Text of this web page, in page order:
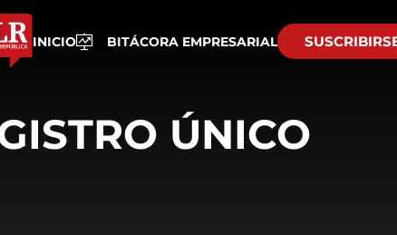
INICIO BITÁCORA EMPRESARIAL
ÚNICO